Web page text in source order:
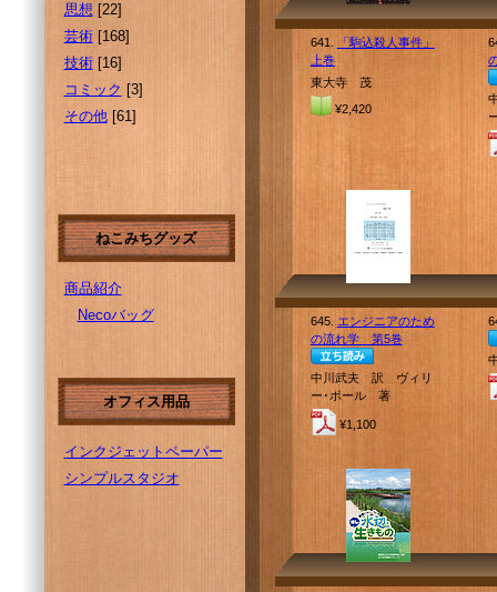
思想 [22]
芸術[168]
技術[16]
コミック [3]
その他[61]
ねこみちグッズ
商品紹介
Necoバッグ
オフィス用品
インクジェットペーパー
シンプルスタジオ
641.
「駒込殺人事件」
上巻
東大寺 茂
¥2,420
645. エンジニアのため
の流れ学 第5巻
中川武夫 訳 ヴィリ
ー･ボール 著
¥1,100